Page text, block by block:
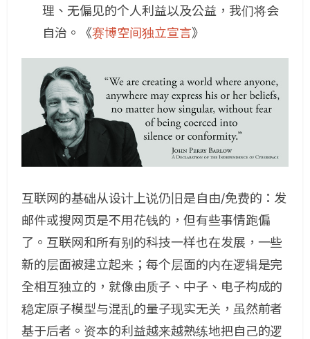
理、无偏见的个人利益以及公益，我们将会
自治。《赛博空间独立宣言》
互联网的基础从设计上说仍旧是自由/免费的：发
邮件或搜网页是不用花钱的，但有些事情跑偏
了。互联网和所有别的科技一样也在发展，一些
新的层面被建立起来；每个层面的内在逻辑是完
全相互独立的，就像由质子、中子、电子构成的
稳定原子模型与混乱的量子现实无关，虽然前者
基于后者。资本的利益越来越熟练地把自己的逻